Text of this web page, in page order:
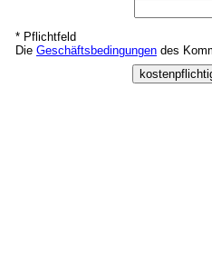
* Pflichtfeld
Die Geschäftsbedingungen des